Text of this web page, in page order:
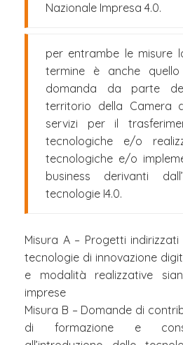
Nazionale Impresa 4.0.
per entrambe le misure
termine è anche
domanda da parte
territorio della Camera
servizi per il
tecnologiche e/o
tecnologiche e/o
business derivanti
tecnologie I4.0.
Misura A – Progetti indirizzati
tecnologie di innovazione
e modalità realizzative
imprese
Misura B – Domande di
di formazione e